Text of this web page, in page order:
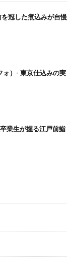
を冠した煮込みが自慢
ォ）- 東京仕込みの実
業生が握る江戸前鮨